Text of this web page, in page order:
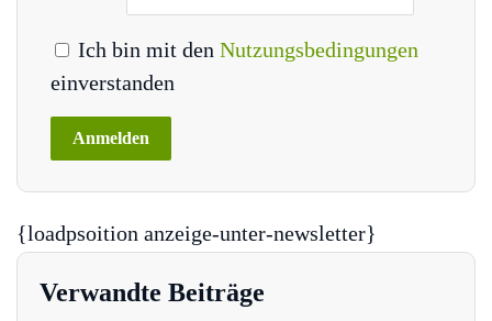
Ich bin mit den Nutzungsbedingungen
einverstanden
{loadpsoition anzeige-unter-newsletter}
Verwandte Beiträge